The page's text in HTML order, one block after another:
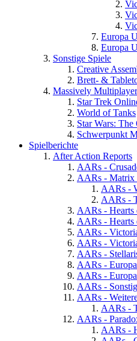
Europa
Europa
Sonstige Spiele
Creative
Brett- &
Massively
Star Trek
World of Tanks
Star Wars:
Schwerpunkt
Spielberichte
After Action Reports
AARs -
AARs - Matrix
AARs -
AARs -
AARs -
AARs -
AARs -
AARs -
AARs -
AARs -
AARs -
AARs -
AARs -
AARs -
AARs -
AARs -